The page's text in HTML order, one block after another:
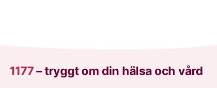
1177–tryggt om din hälsa och vård